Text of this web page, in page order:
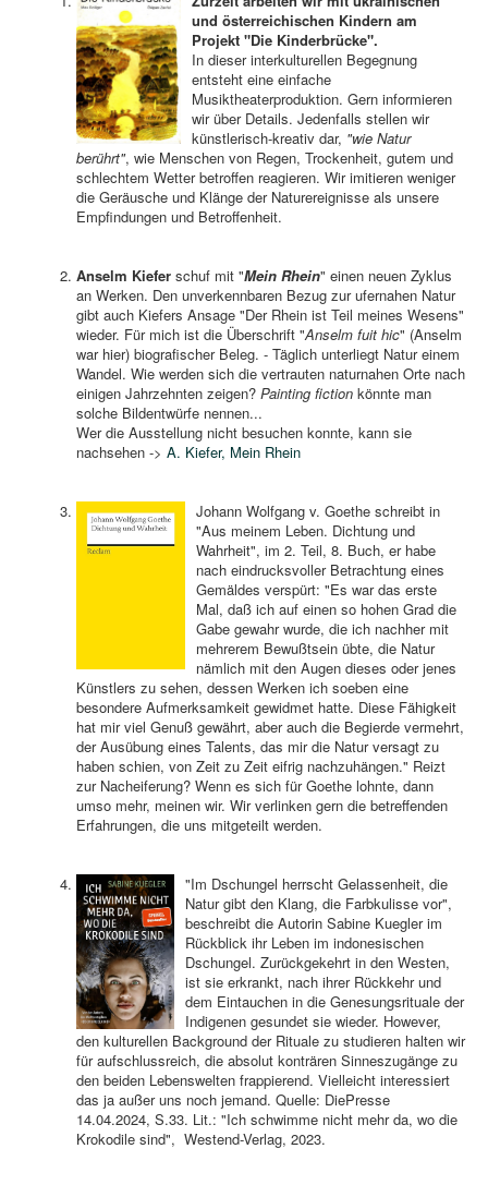
und österreichischen Kindern am
Projekt "Die Kinderbrücke".
In dieser interkulturellen Begegnung
entsteht eine einfache
Musiktheaterproduktion. Gern informieren
wir über Details. Jedenfalls stellen wir
künstlerisch-kreativ dar, "wie Natur
berührt", wie Menschen von Regen, Trockenheit, gutem und
schlechtem Wetter betroffen reagieren. Wir imitieren weniger
die Geräusche und Klänge der Naturereignisse als unsere
Empfindungen und Betroffenheit.
Anselm Kiefer schuf mit "Mein Rhein" einen neuen Zyklus
an Werken. Den unverkennbaren Bezug zur ufernahen Natur
gibt auch Kiefers Ansage "Der Rhein ist Teil meines Wesens"
wieder. Für mich ist die Überschrift "Anselm fuit hic" (Anselm
war hier) biografischer Beleg. - Täglich unterliegt Natur einem
Wandel. Wie werden sich die vertrauten naturnahen Orte nach
einigen Jahrzehnten zeigen? Painting fiction könnte man
solche Bildentwürfe nennen...
Wer die Ausstellung nicht besuchen konnte, kann sie
nachsehen -> A. Kiefer, Mein Rhein
Johann Wolfgang v. Goethe schreibt in
"Aus meinem Leben. Dichtung und
Wahrheit", im 2. Teil, 8. Buch, er habe
nach eindrucksvoller Betrachtung eines
Gemäldes verspürt: "Es war das erste
Mal, daß ich auf einen so hohen Grad die
Gabe gewahr wurde, die ich nachher mit
mehrerem Bewußtsein übte, die Natur
nämlich mit den Augen dieses oder jenes
Künstlers zu sehen, dessen Werken ich soeben eine
besondere Aufmerksamkeit gewidmet hatte. Diese Fähigkeit
hat mir viel Genuß gewährt, aber auch die Begierde vermehrt,
der Ausübung eines Talents, das mir die Natur versagt zu
haben schien, von Zeit zu Zeit eifrig nachzuhängen." Reizt
zur Nacheiferung? Wenn es sich für Goethe lohnte, dann
umso mehr, meinen wir. Wir verlinken gern die betreffenden
Erfahrungen, die uns mitgeteilt werden.
"Im Dschungel herrscht Gelassenheit, die
Natur gibt den Klang, die Farbkulisse vor",
beschreibt die Autorin Sabine Kuegler im
Rückblick ihr Leben im indonesischen
Dschungel. Zurückgekehrt in den Westen,
ist sie erkrankt, nach ihrer Rückkehr und
dem Eintauchen in die Genesungsrituale der
Indigenen gesundet sie wieder. However,
den kulturellen Background der Rituale zu studieren halten wir
für aufschlussreich, die absolut konträren Sinneszugänge zu
den beiden Lebenswelten frappierend. Vielleicht interessiert
das ja außer uns noch jemand. Quelle: DiePresse
14.04.2024, S.33. Lit.: "Ich schwimme nicht mehr da, wo die
Krokodile sind", Westend-Verlag, 2023.